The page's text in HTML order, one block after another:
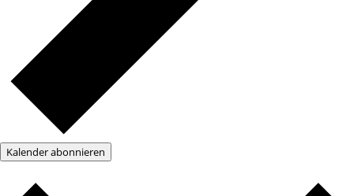
Kalender abonnieren